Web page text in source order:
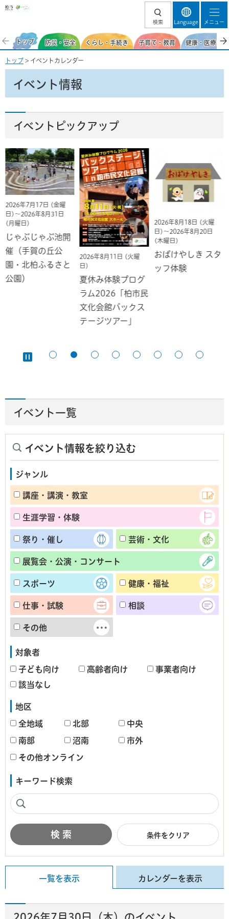
柏市
検索 Language メニュー
トップ 防災・安全 くらし・手続き 子育て・教育 健康・医療・
トップ > イベントカレンダー
イベント情報
イベントピックアップ
2026年7月17日 (金曜
日)～2026年8月31日
(月曜日)
じゃぶじゃぶ池開
催（手賀の丘公
園・北柏ふるさと
公園）
2026年8月11日 (火曜
日)
夏休み体験プログ
ラム2026「柏市民
文化会館バックス
テージツアー」
2026年8月18日 (火曜
日)～2026年8月20日
(木曜日)
おばけやしき スタ
ッフ体験
イベント一覧
イベント情報を絞り込む
ジャンル
講座・講演・教室
生涯学習・体験
祭り・催し 芸術・文化
展覧会・公演・コンサート
スポーツ 健康・福祉
仕事・試験 相談
その他
対象者
子ども向け 高齢者向け
事業者向け
該当なし
地区
全地域 北部 中央
南部 沼南 市外
その他オンライン
キーワード検索
条件をクリア
一覧を表示 カレンダーを表示